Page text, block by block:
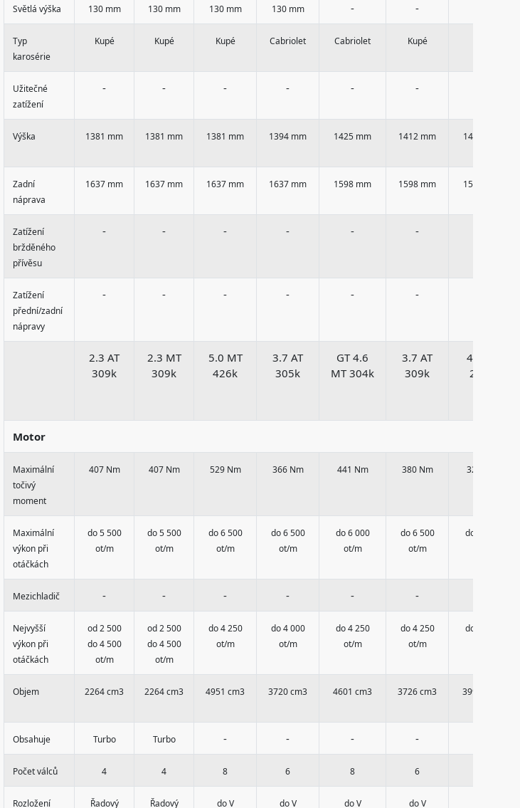
Světlá výška 130 mm 130 mm 130 mm 130 mm - -
Typ
karosérie
Kupé Kupé Kupé Cabriolet Cabriolet Kupé
Užitečné
zatížení
- - - - - -
Výška 1381 mm 1381 mm 1381 mm 1394 mm 1425 mm 1412 mm 1412 mm
Zadní
náprava
1637 mm 1637 mm 1637 mm 1637 mm 1598 mm 1598 mm 1598 mm
Zatížení
bržděného
přívěsu
- - - - - -
Zatížení
přední/zadní
nápravy
- - - - - -
2.3 AT
309k
2.3 MT
309k
5.0 MT
426k
3.7 AT
305k
GT 4.6
MT 304k
3.7 AT
309k
4.0 AT
213k
Motor
Maximální
točivý
moment
407 Nm 407 Nm 529 Nm 366 Nm 441 Nm 380 Nm 325 Nm
Maximální
výkon při
otáčkách
do 5 500
ot/m
do 5 500
ot/m
do 6 500
ot/m
do 6 500
ot/m
do 6 000
ot/m
do 6 500
ot/m
do 5 300
Mezichladič - - - - - -
Nejvyšší
výkon při
otáčkách
od 2 500
do 4 500
ot/m
od 2 500
do 4 500
ot/m
do 4 250
ot/m
do 4 000
ot/m
do 4 250
ot/m
do 4 250
ot/m
do 3 500
Objem 2264 cm3 2264 cm3 4951 cm3 3720 cm3 4601 cm3 3726 cm3 3996 cm3
Obsahuje Turbo Turbo - - - -
Počet válců 4 4 8 6 8 6
Rozložení Řadový Řadový do V do V do V do V